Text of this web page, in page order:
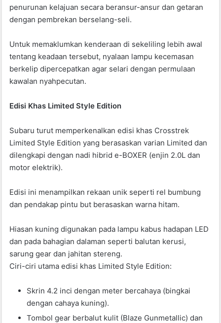
penurunan kelajuan secara beransur-ansur dan getaran
dengan pembrekan berselang-seli.
Untuk memaklumkan kenderaan di sekeliling lebih awal
tentang keadaan tersebut, nyalaan lampu kecemasan
berkelip dipercepatkan agar selari dengan permulaan
kawalan nyahpecutan.
Edisi Khas Limited Style Edition
Subaru turut memperkenalkan edisi khas Crosstrek
Limited Style Edition yang berasaskan varian Limited dan
dilengkapi dengan nadi hibrid e-BOXER (enjin 2.0L dan
motor elektrik).
Edisi ini menampilkan rekaan unik seperti rel bumbung
dan pendakap pintu but berasaskan warna hitam.
Hiasan kuning digunakan pada lampu kabus hadapan LED
dan pada bahagian dalaman seperti balutan kerusi,
sarung gear dan jahitan stereng.
Ciri-ciri utama edisi khas Limited Style Edition:
Skrin 4.2 inci dengan meter bercahaya (bingkai
dengan cahaya kuning).
Tombol gear berbalut kulit (Blaze Gunmetallic) dan